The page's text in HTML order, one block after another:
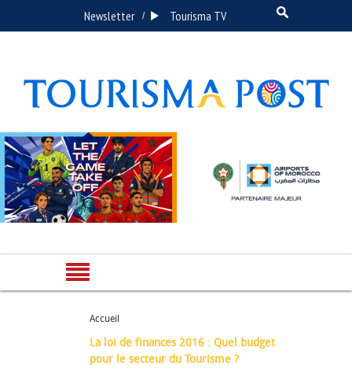
Newsletter / Tourisma TV
Accueil
La loi de finances 2016 : Quel budget
pour le secteur du Tourisme ?